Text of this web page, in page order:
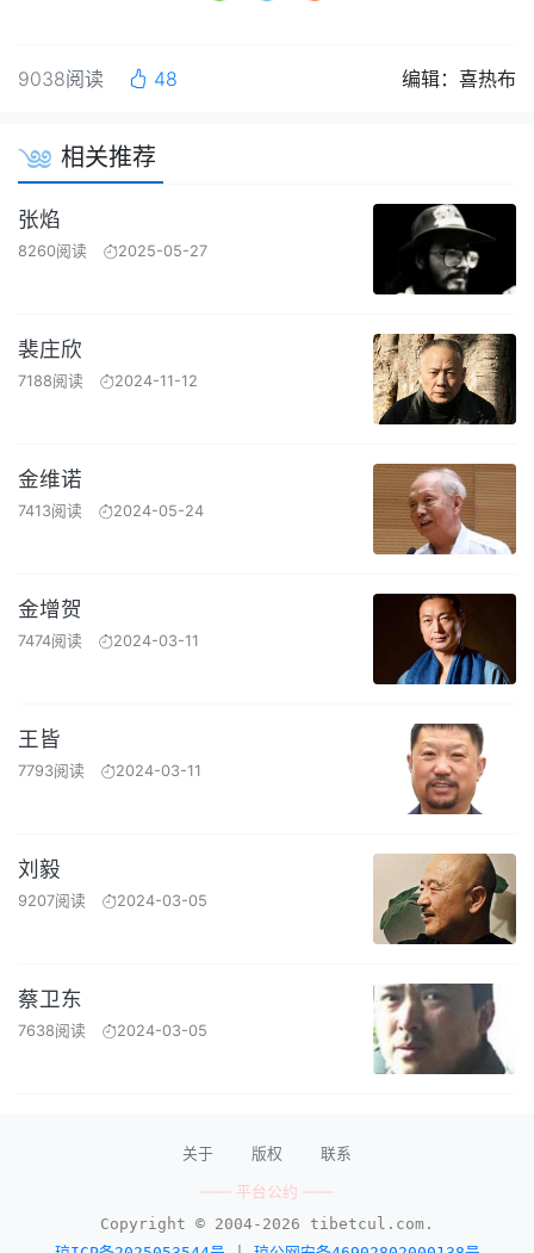
9038阅读 48 编辑：喜热布
相关推荐
张焰
8260阅读 2025-05-27
裴庄欣
7188阅读 2024-11-12
金维诺
7413阅读 2024-05-24
金增贺
7474阅读 2024-03-11
王皆
7793阅读 2024-03-11
刘毅
9207阅读 2024-03-05
蔡卫东
7638阅读 2024-03-05
关于 版权 联系
—— 平台公约 ——
Copyright © 2004-2026 tibetcul.com.